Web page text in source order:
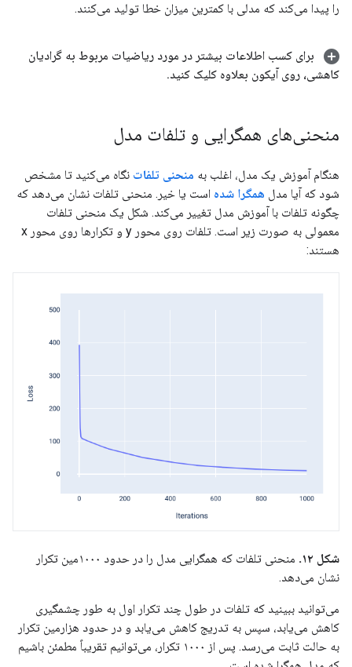
را پیدا می‌کند که مدلی با کمترین میزان خطا تولید می‌کنند.
برای کسب اطلاعات بیشتر در مورد ریاضیات مربوط به گرادیان
کاهشی، روی آیکون بعلاوه کلیک کنید.
منحنی‌های همگرایی و تلفات مدل
هنگام آموزش یک مدل، اغلب به منحنی تلفات نگاه می‌کنید تا مشخص
شود که آیا مدل همگرا شده است یا خیر. منحنی تلفات نشان می‌دهد که
چگونه تلفات با آموزش مدل تغییر می‌کند. شکل یک منحنی تلفات
معمولی به صورت زیر است. تلفات روی محور y و تکرارها روی محور x
هستند:
شکل ۱۲.
منحنی تلفات که همگرایی مدل را در حدود ۱۰۰۰مین تکرار
نشان می‌دهد.
می‌توانید ببینید که تلفات در طول چند تکرار اول به طور چشمگیری
کاهش می‌یابد، سپس به تدریج کاهش می‌یابد و در حدود هزارمین تکرار
به حالت ثابت می‌رسد. پس از ۱۰۰۰ تکرار، می‌توانیم تقریباً مطمئن باشیم